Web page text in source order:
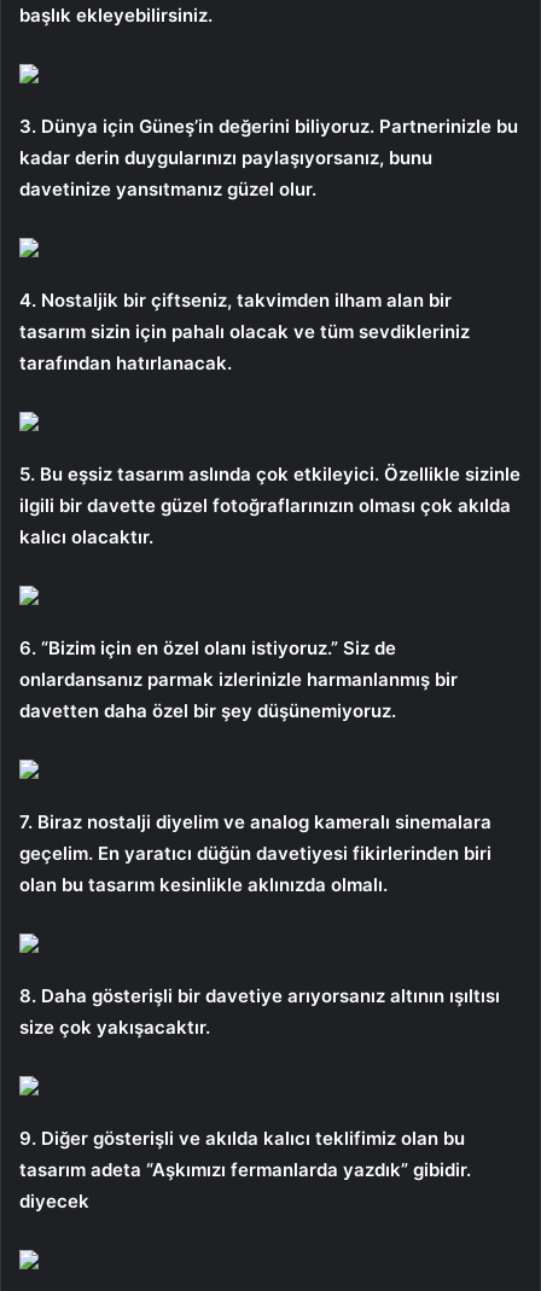
başlık ekleyebilirsiniz.
3. Dünya için Güneş’in değerini biliyoruz. Partnerinizle bu
kadar derin duygularınızı paylaşıyorsanız, bunu
davetinize yansıtmanız güzel olur.
4. Nostaljik bir çiftseniz, takvimden ilham alan bir
tasarım sizin için pahalı olacak ve tüm sevdikleriniz
tarafından hatırlanacak.
5. Bu eşsiz tasarım aslında çok etkileyici. Özellikle sizinle
ilgili bir davette güzel fotoğraflarınızın olması çok akılda
kalıcı olacaktır.
6. “Bizim için en özel olanı istiyoruz.” Siz de
onlardansanız parmak izlerinizle harmanlanmış bir
davetten daha özel bir şey düşünemiyoruz.
7. Biraz nostalji diyelim ve analog kameralı sinemalara
geçelim. En yaratıcı düğün davetiyesi fikirlerinden biri
olan bu tasarım kesinlikle aklınızda olmalı.
8. Daha gösterişli bir davetiye arıyorsanız altının ışıltısı
size çok yakışacaktır.
9. Diğer gösterişli ve akılda kalıcı teklifimiz olan bu
tasarım adeta “Aşkımızı fermanlarda yazdık” gibidir.
diyecek